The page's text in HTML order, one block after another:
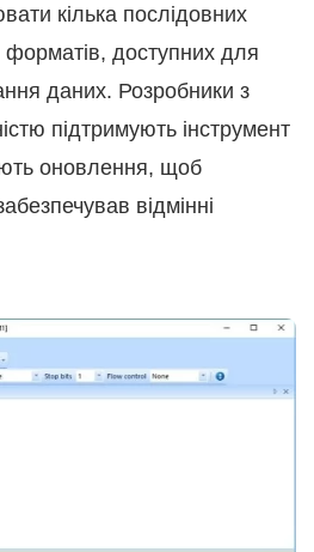
кілька послідовних
форматів, доступних для
даних. Розробники з
підтримують інструмент
оновлення, щоб
відмінні